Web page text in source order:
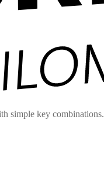
simple key combinations.